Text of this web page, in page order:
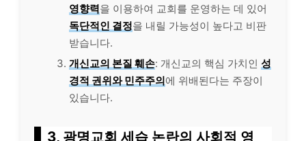
영향력을 이용하여 교회를 운영하는 데 있어
독단적인 결정을 내릴 가능성이 높다고 비판
받습니다.
개신교의 본질 훼손: 개신교의 핵심 가치인 성
경적 권위와 민주주의에 위배된다는 주장이
있습니다.
3, 광명교회 세습 논란의 사회적 영